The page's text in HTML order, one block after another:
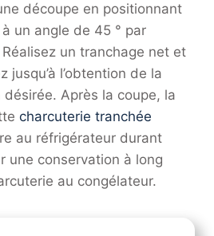
découpe en positionnant
un angle de 45 ° par
un tranchage net et
jusqu’à l’obtention de la
Après la coupe, la
charcuterie tranchée
au réfrigérateur durant
une conservation à long
au congélateur.